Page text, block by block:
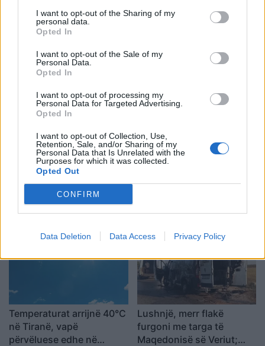
I want to opt-out of the Sharing of my
personal data.
Opted In
I want to opt-out of the Sale of my
Personal Data.
Opted In
I want to opt-out of processing my
Personal Data for Targeted Advertising.
Opted In
I want to opt-out of Collection, Use,
Retention, Sale, and/or Sharing of my
Personal Data that Is Unrelated with the
Purposes for which it was collected.
Opted Out
CONFIRM
Data Deletion Data Access Privacy Policy
ardhshëm i SHBA-së në
Shqipëri, ambasada: Do të
përkrahë objektivat e
Trump për NATO-n dhe
sigurinë
lehtë në nofull, por pësoi
deformim të rëndë në
modele
Sulmet e majmunit
shkaktojnë panik në një
qytet të Indonezisë, 18 të
plagosur
Temperaturat arrijnë 40°C
në Tiranë, vapë
përvëluese edhe në
Lushnjë, merr flakë
furgoni me targa të
Maqedonisë së Veriut;